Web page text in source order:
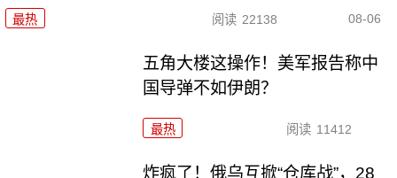
最热 阅读 22138 08-06
五角大楼这操作！美军报告称中
国导弹不如伊朗？
最热 阅读 11412
炸疯了！俄乌互掀“仓库战”，28